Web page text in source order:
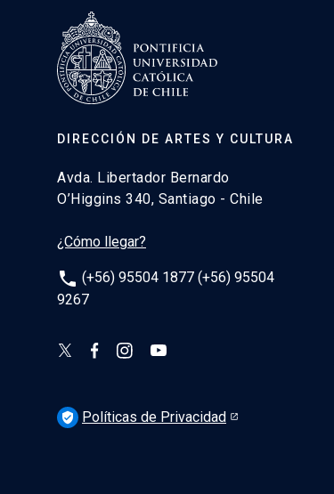
DIRECCIÓN DE ARTES Y CULTURA
Avda. Libertador Bernardo
O’Higgins 340, Santiago - Chile
¿Cómo llegar?
phone (+56) 95504 1877 (+56) 95504
9267
verified_user Políticas de Privacidad